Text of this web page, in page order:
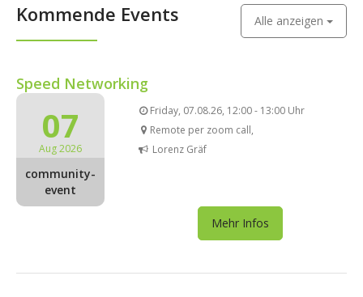
Kommende Events Alle anzeigen
Speed Networking
07
Aug 2026
community-
event
Friday, 07.08.26, 12:00 - 13:00 Uhr
Remote per zoom call,
Lorenz Gräf
Mehr Infos